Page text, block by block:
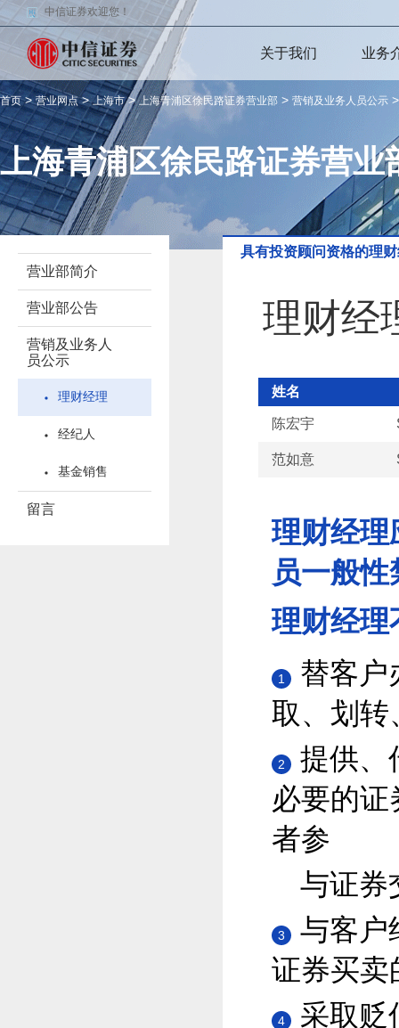
中信证券欢迎您！
关于我们 业务
首页>营业网点>上海市>上海青浦区徐民路证券营业部 > 营销及业务人员公示
上海青浦区徐民路证券营业
营业部简介
营业部公告
营销及业务人
员公示
理财经理
经纪人
基金销售
留言
具有投资顾问资格的理
理财经
姓名
陈宏宇
范如意
理财经理
员一般
理财经理
1
替客户
取、划转
2
提供、
必要的
者参
与证券
3
与客户
证券买卖
4
采取贬